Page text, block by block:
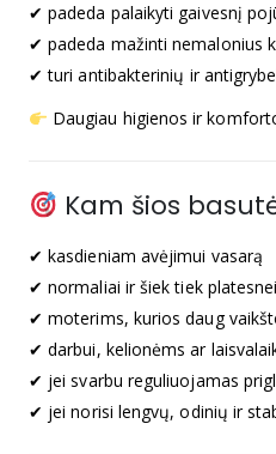
✔ padeda palaikyti gaivesnį
✔ padeda mažinti nemalonius
✔ turi antibakterinių ir
Daugiau higienos ir
Kam šios
✔ kasdieniam avėjimui vasarą
✔ normaliai ir šiek tiek
✔ moterims, kurios daug
✔ darbui, kelionėms ar
✔ jei svarbu reguliuojamas
✔ jei norisi lengvų, odinių ir